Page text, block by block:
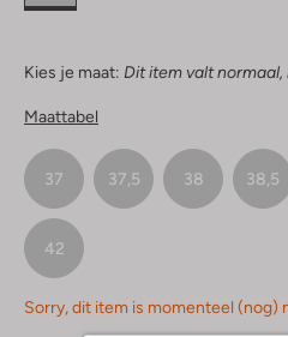
Kies je maat: Dit item valt
Maattabel
37 37,5 38 38,5
42
Sorry, dit item is momenteel (nog)